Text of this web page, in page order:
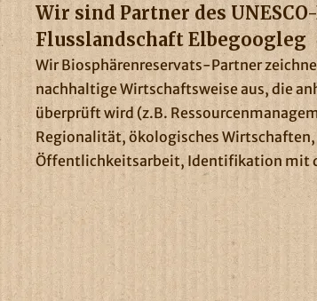
Wir sind Partner des
Flusslandschaft Elbegoogleg
Wir Biosphärenreservats-Partner
nachhaltige Wirtschaftsweise aus, die
überprüft wird (z.B.
Regionalität, ökologisches
Öffentlichkeitsarbeit, Identifikation mit